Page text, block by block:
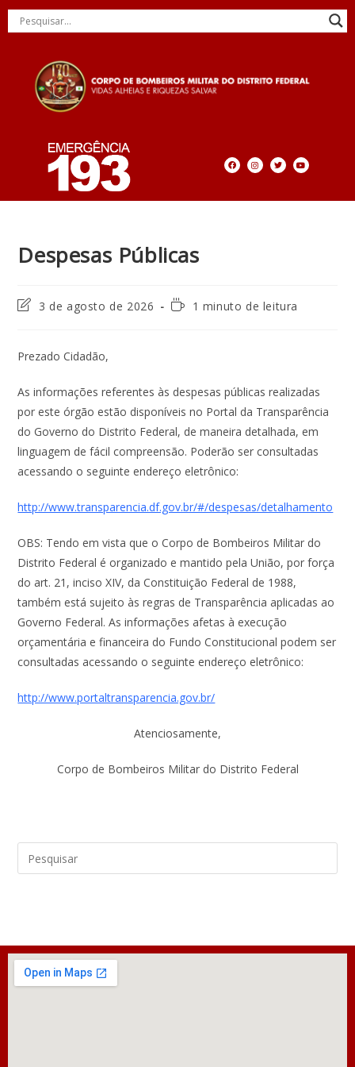
Despesas Públicas
3 de agosto de 2026 1 minuto de leitura
Prezado Cidadão,
As informações referentes às despesas públicas realizadas
por este órgão estão disponíveis no Portal da Transparência
do Governo do Distrito Federal, de maneira detalhada, em
linguagem de fácil compreensão. Poderão ser consultadas
acessando o seguinte endereço eletrônico:
http://www.transparencia.df.gov.br/#/despesas/detalhamento
OBS: Tendo em vista que o Corpo de Bombeiros Militar do
Distrito Federal é organizado e mantido pela União, por força
do art. 21, inciso XIV, da Constituição Federal de 1988,
também está sujeito às regras de Transparência aplicadas ao
Governo Federal. As informações afetas à execução
orçamentária e financeira do Fundo Constitucional podem ser
consultadas acessando o seguinte endereço eletrônico:
http://www.portaltransparencia.gov.br/
Atenciosamente,
Corpo de Bombeiros Militar do Distrito Federal